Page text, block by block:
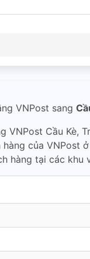
VNPost sang
VNPost Cầu Kè,
của VNPost
hàng tại các khu